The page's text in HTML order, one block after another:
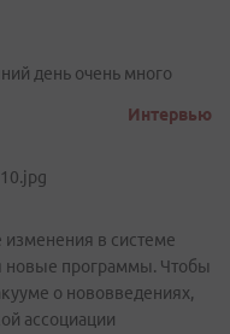
день очень много
Интервью
в системе
новые программы. Чтобы
о нововведениях,
ассоциации